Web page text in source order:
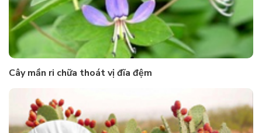
Cây mần ri chữa thoát vị đĩa đệm